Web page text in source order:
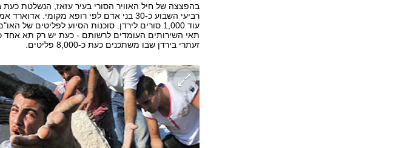
בהפצצה של חיל האוויר הסורי בעיר עזאז, הנשלטת כעת
רביעי השבוע כ-30 בני אדם לפי רופא מקומי.
עוד 1,000 סורים לירדן. סוכנות הסיוע לפליטים
זעתרי בירדן שבו משתכנים כעת כ-8,000 פליטים.